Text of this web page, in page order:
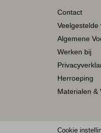
Contact
Veelgestelde
Algemene
Werken bij
Herroeping
Materialen &
Cookie